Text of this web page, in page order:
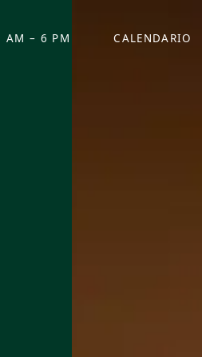
AM – 6 PM CALENDARIO